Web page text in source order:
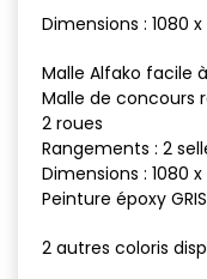
Dimensions : 1080
Malle Alfako facile
Malle de concours
2 roues
Rangements : 2
Dimensions : 1080
Peinture époxy
2 autres coloris